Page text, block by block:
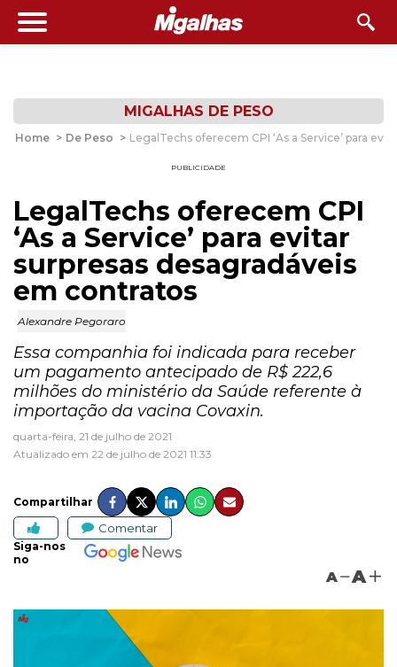
MIGALHAS DE PESO
Home > De Peso > LegalTechs oferecem CPI ‘As a Service’ para
PUBLICIDADE
LegalTechs oferecem CPI
‘As a Service’ para evitar
surpresas desagradáveis
em contratos
Alexandre Pegoraro
Essa companhia foi indicada para receber
um pagamento antecipado de R$ 222,6
milhões do ministério da Saúde referente à
importação da vacina Covaxin.
quarta-feira, 21 de julho de 2021
Atualizado em 22 de julho de 2021 11:33
Compartilhar
Comentar
Siga-nos
no
A A